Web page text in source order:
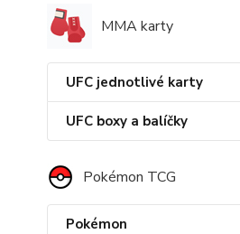
MMA karty
UFC jednotlivé karty
UFC boxy a balíčky
Pokémon TCG
Pokémon